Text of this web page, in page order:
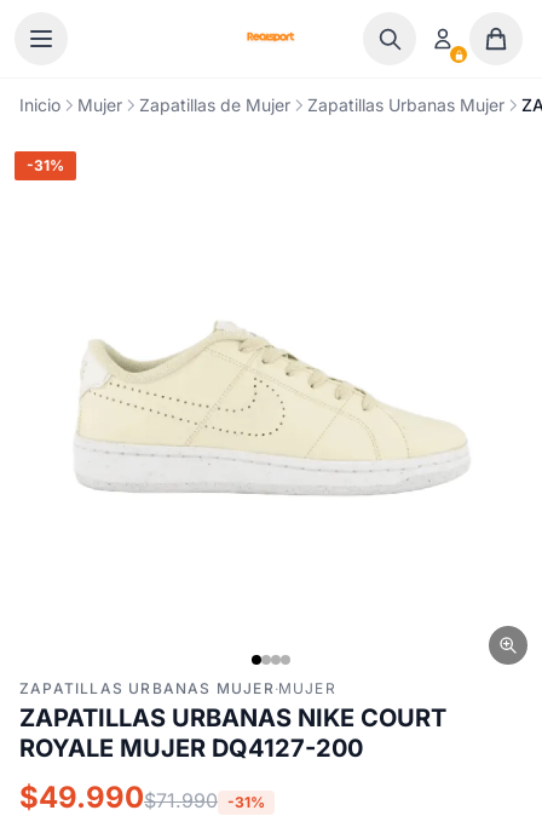
Inicio Mujer Zapatillas de Mujer Zapatillas Urbanas Mujer
-31%
ZAPATILLAS URBANAS MUJER·MUJER
ZAPATILLAS URBANAS NIKE COURT
ROYALE MUJER DQ4127-200
$49.990$71.990 -31%